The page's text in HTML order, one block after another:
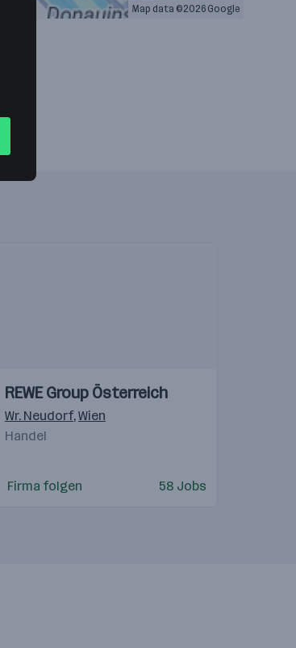
Map data ©2026 Google
Wien
Videos
Einblicke
Einblicke
REWE Group Österreich
Wr. Neudorf,Wien
Handel
Firma folgen 58 Jobs